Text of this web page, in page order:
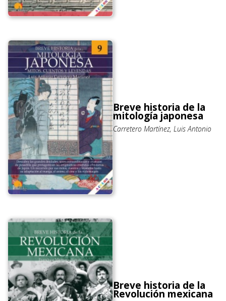
Breve historia de la
mitología japonesa
Carretero Martínez, Luis Antonio
Breve historia de la
Revolución mexicana